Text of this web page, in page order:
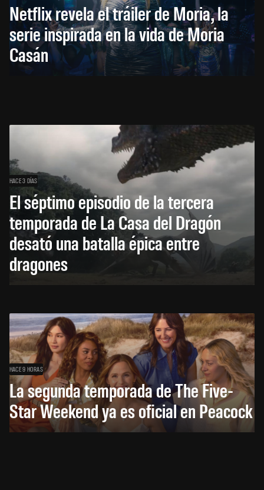
Netflix revela el tráiler de Moria, la
serie inspirada en la vida de Moria
Casán
HACE 3 DÍAS
El séptimo episodio de la tercera
temporada de La Casa del Dragón
desató una batalla épica entre
dragones
HACE 9 HORAS
La segunda temporada de The Five-
Star Weekend ya es oficial en Peacock